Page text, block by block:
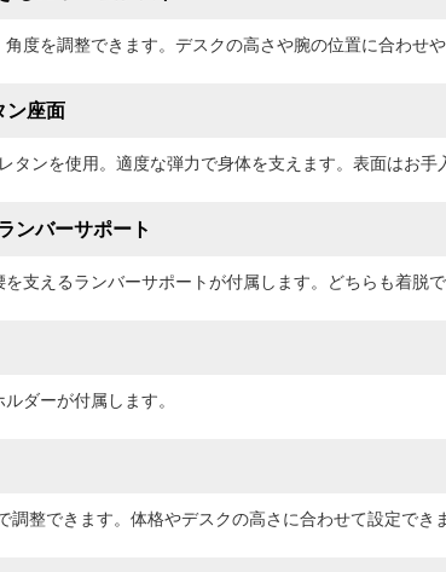
度を調整できます。デスクの高さや腕の位置に合わせ
ン座面
タンを使用。適度な弾力で身体を支えます。表面はお
ンバーサポート
支えるランバーサポートが付属します。どちらも着脱
ダーが付属します。
調整できます。体格やデスクの高さに合わせて設定でき